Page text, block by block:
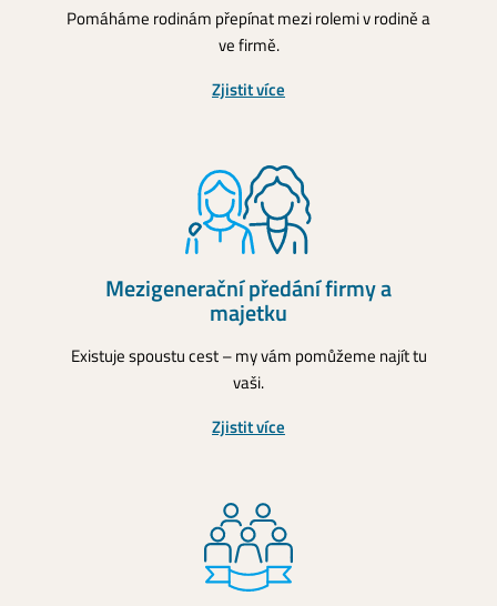
Pomáháme rodinám přepínat mezi rolemi v rodině a
ve firmě.
Zjistit více
Mezigenerační předánífirmy a
majetku
Existuje spoustu cest – my vám pomůžeme najít tu
vaši.
Zjistit více